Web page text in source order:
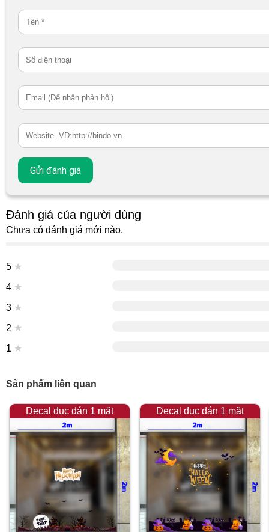
Đánh giá của người dùng
Chưa có đánh giá mới nào.
5 ★
4 ★
3 ★
2 ★
1 ★
Sản phẩm liên quan
Decal đục dán 1 mặt Decal đục dán 1 mặt